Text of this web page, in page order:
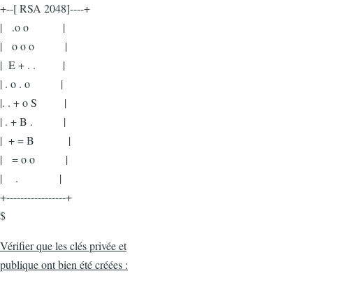
+--[ RSA 2048]----+
| .o o |
| o o o |
| E + . . |
| . o . o |
|. . + o S |
| . + B . |
| + = B |
| = o o |
| . |
+-----------------+
$
Vérifier que les clés privée et
publique ont bien été créées :